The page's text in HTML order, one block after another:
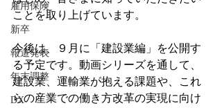
雇用保険
新卒
報道発表
年末調整
DX
ことを取り上げています。
今後は、９月に「建設業編」を公開す
る予定です。動画シリーズを通して、
建設業、運輸業が抱える課題や、これ
らの産業での働き方改革の実現に向け